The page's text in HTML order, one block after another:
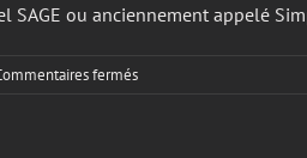
SAGE ou anciennement appelé
ferméssur